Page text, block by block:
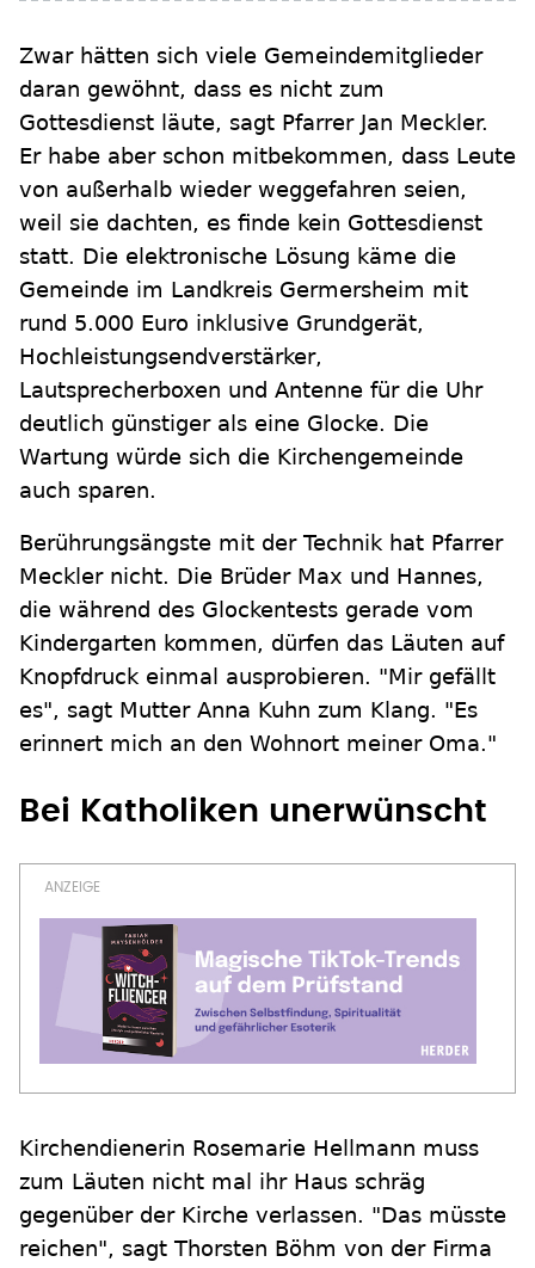
Zwar hätten sich viele Gemeindemitglieder
daran gewöhnt, dass es nicht zum
Gottesdienst läute, sagt Pfarrer Jan Meckler.
Er habe aber schon mitbekommen, dass Leute
von außerhalb wieder weggefahren seien,
weil sie dachten, es finde kein Gottesdienst
statt. Die elektronische Lösung käme die
Gemeinde im Landkreis Germersheim mit
rund 5.000 Euro inklusive Grundgerät,
Hochleistungsendverstärker,
Lautsprecherboxen und Antenne für die Uhr
deutlich günstiger als eine Glocke. Die
Wartung würde sich die Kirchengemeinde
auch sparen.
Berührungsängste mit der Technik hat Pfarrer
Meckler nicht. Die Brüder Max und Hannes,
die während des Glockentests gerade vom
Kindergarten kommen, dürfen das Läuten auf
Knopfdruck einmal ausprobieren. "Mir gefällt
es", sagt Mutter Anna Kuhn zum Klang. "Es
erinnert mich an den Wohnort meiner Oma."
Bei Katholiken unerwünscht
Kirchendienerin Rosemarie Hellmann muss
zum Läuten nicht mal ihr Haus schräg
gegenüber der Kirche verlassen. "Das müsste
reichen", sagt Thorsten Böhm von der Firma